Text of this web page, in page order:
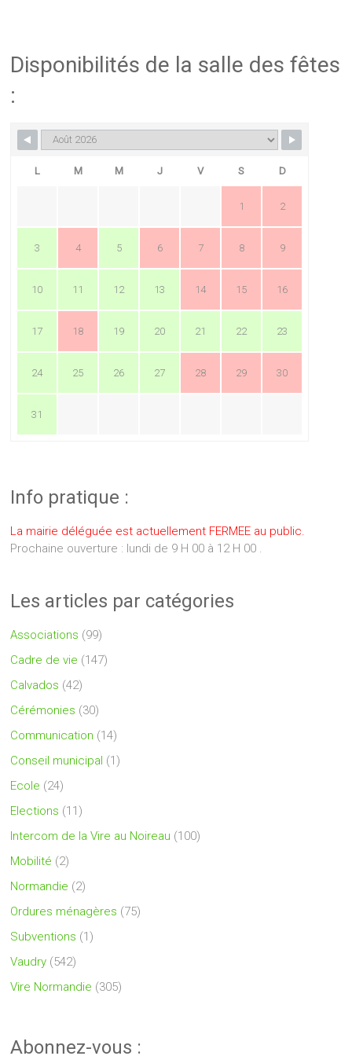
Disponibilités de la salle des fêtes
:
L M M J V S D
1 2
3 4 5 6 7 8 9
10 11 12 13 14 15 16
17 18 19 20 21 22 23
24 25 26 27 28 29 30
31
Info pratique :
La mairie déléguée est actuellement FERMEE au public.
Prochaine ouverture : lundi de 9 H 00 à 12 H 00 .
Les articles par catégories
Associations (99)
Cadre de vie (147)
Calvados (42)
Cérémonies (30)
Communication (14)
Conseil municipal (1)
Ecole (24)
Elections (11)
Intercom de la Vire au Noireau (100)
Mobilité (2)
Normandie (2)
Ordures ménagères (75)
Subventions (1)
Vaudry (542)
Vire Normandie (305)
Abonnez-vous :